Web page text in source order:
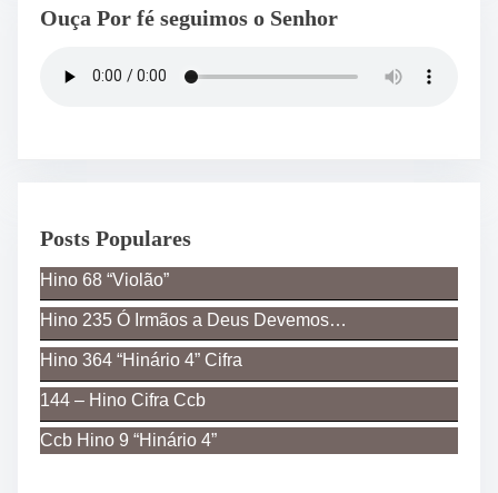
Ouça Por fé seguimos o Senhor
Posts Populares
Hino 68 “Violão”
Hino 235 Ó Irmãos a Deus Devemos…
Hino 364 “Hinário 4” Cifra
144 – Hino Cifra Ccb
Ccb Hino 9 “Hinário 4”